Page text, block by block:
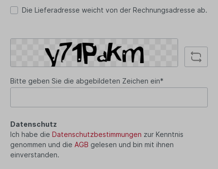
Die Lieferadresse weicht von der Rechnungsadresse ab.
Bitte geben Sie die abgebildeten Zeichen ein*
Datenschutz
Ich habe die Datenschutzbestimmungen zur Kenntnis
genommen und die AGB gelesen und bin mit ihnen
einverstanden.